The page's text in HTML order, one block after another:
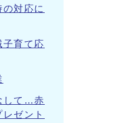
対応に
子育て応
して…赤
ゼント